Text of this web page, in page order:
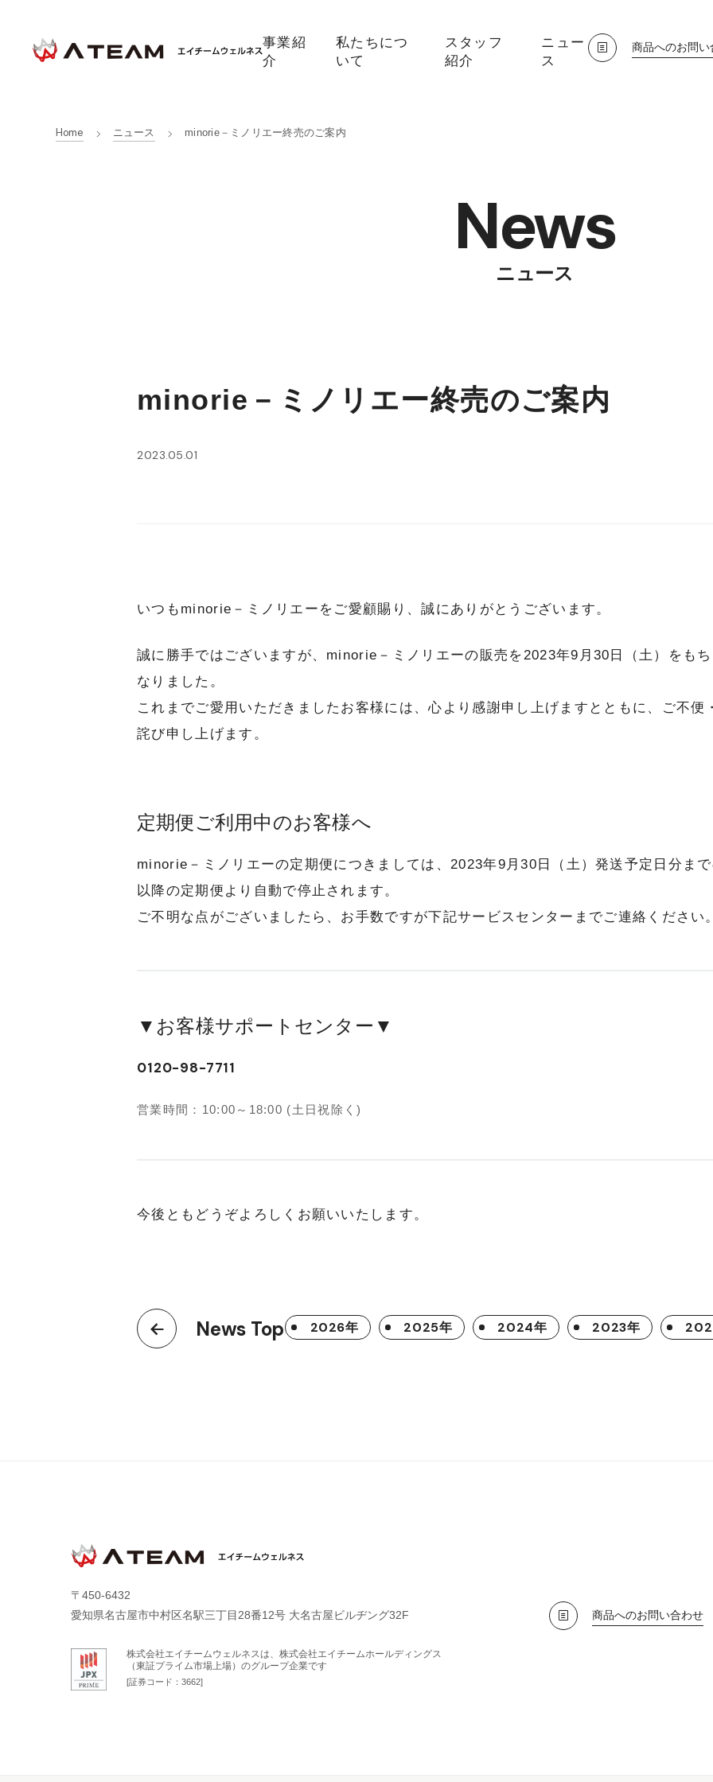
事業紹
介
私たちにつ
いて
スタッフ
紹介
ニュー
ス
商品へのお問い
Home ニュース minorie－ミノリエー終売のご案内
News
ニュース
minorie－ミノリエー終売のご案内
2023.05.01
いつもminorie－ミノリエーをご愛顧賜り、誠にありがとうございます。
誠に勝手ではございますが、minorie－ミノリエーの販売を2023年9月30日（土）をも
なりました。
これまでご愛用いただきましたお客様には、心より感謝申し上げますとともに、ご不便
詫び申し上げます。
定期便ご利用中のお客様へ
minorie－ミノリエーの定期便につきましては、2023年9月30日（土）発送予定日分ま
以降の定期便より自動で停止されます。
ご不明な点がございましたら、お手数ですが下記サービスセンターまでご連絡ください。
▼お客様サポートセンター▼
0120-98-7711
営業時間：10:00～18:00 (土日祝除く)
今後ともどうぞよろしくお願いいたします。
News Top 2026年 2025年 2024年 2023年
〒450-6432
愛知県名古屋市中村区名駅三丁目28番12号 大名古屋ビルヂング32F
株式会社エイチームウェルネスは、株式会社エイチームホールディングス
（東証プライム市場上場）のグループ企業です
[証券コード：3662]
商品へのお問い合わせ